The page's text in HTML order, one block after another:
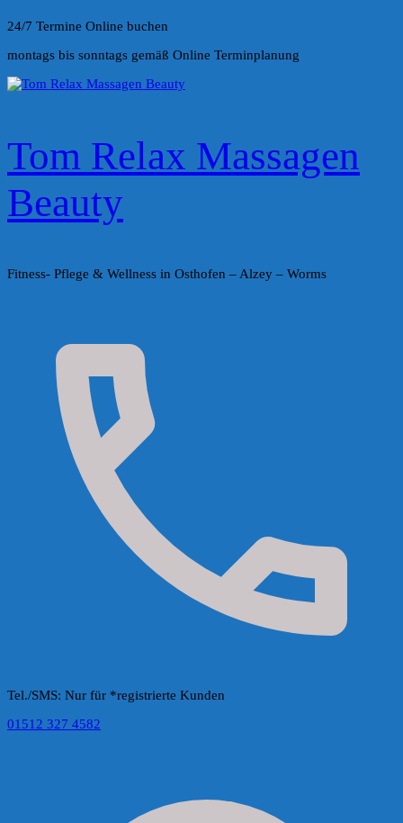
24/7 Termine Online buchen
montags bis sonntags gemäß Online Terminplanung
Tom Relax Massagen
Beauty
Fitness- Pflege & Wellness in Osthofen – Alzey – Worms
Tel./SMS: Nur für *registrierte Kunden
01512 327 4582